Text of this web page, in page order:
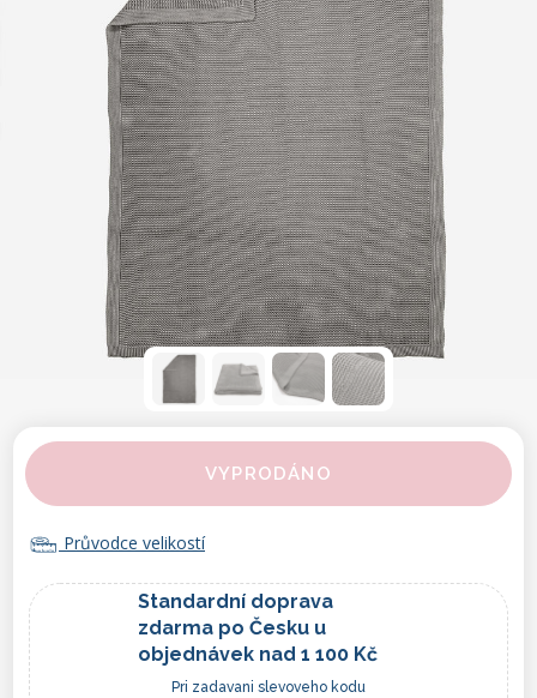
VYPRODÁNO
Průvodce velikostí
Standardní doprava
zdarma po Česku u
objednávek nad 1 100 Kč
Pri zadavani slevoveho kodu